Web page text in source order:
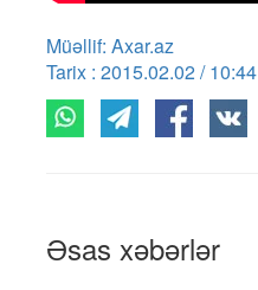
Müəllif: Axar.az
Tarix : 2015.02.02 / 10:44
Əsas xəbərlər